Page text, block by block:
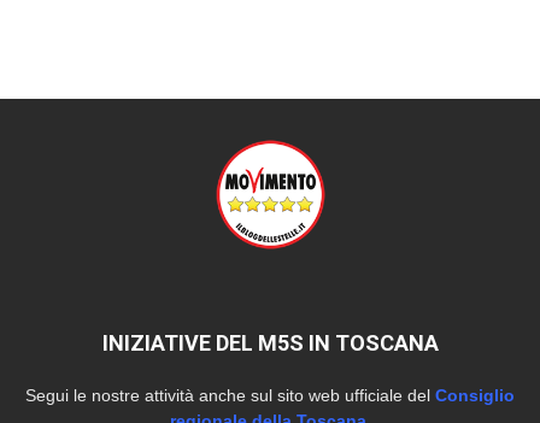
INIZIATIVE DEL M5S IN TOSCANA
Segui le nostre attività anche sul sito web ufficiale del Consiglio